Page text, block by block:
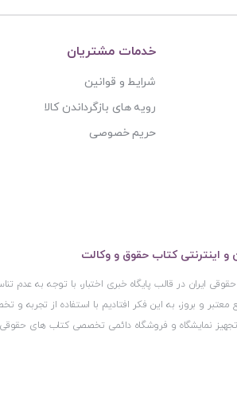
خدمات مشتریان
شرایط و قوانین
رویه های بازگرداندن کالا
حریم خصوصی
و اینترنتی کتاب حقوق و وکالت
ایران در قالب پایگاه خبری اختبار، با توجه به عدم
و بروز، به این فکر افتادیم با استفاده از
تجهیز نمایشگاه و فروشگاه دائمی تخصصی کتاب های حقوقی
الکترونیک از مرکز توسعه تجارت الکترونیکی وزارت